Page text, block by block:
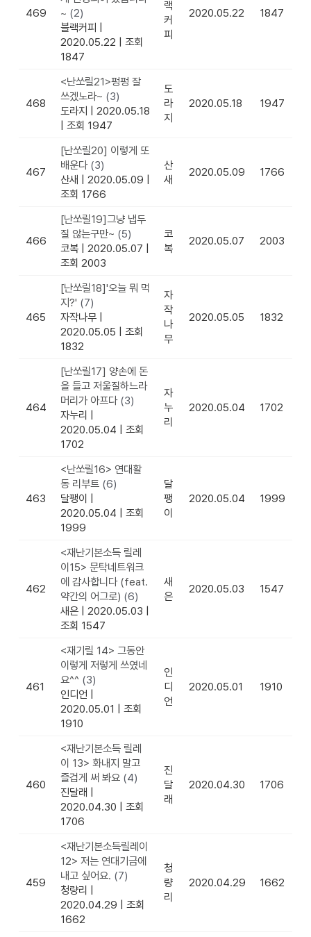
469
~ (2)
블랙커피 |
2020.05.22 | 조회
1847
랙
커
피
2020.05.22 1847
468
<난쏘릴21>펑펑 잘
쓰겠노라~ (3)
도라지 | 2020.05.18
| 조회 1947
도
라
지
2020.05.18 1947
467
[난쏘릴20] 이렇게 또
배운다 (3)
산새 | 2020.05.09 |
조회 1766
산
새
2020.05.09 1766
466
[난쏘릴19]그냥 냅두
질 않는구만~ (5)
코복 | 2020.05.07 |
조회 2003
코
복
2020.05.07 2003
465
[난쏘릴18]'오늘 뭐 먹
지?' (7)
자작나무 |
2020.05.05 | 조회
1832
자
작
나
무
2020.05.05 1832
464
[난쏘릴17] 양손에 돈
을 들고 저울질하느라
머리가 아프다 (3)
자누리 |
2020.05.04 | 조회
1702
자
누
리
2020.05.04 1702
463
<난쏘릴16> 연대활
동 리부트 (6)
달팽이 |
2020.05.04 | 조회
1999
달
팽
이
2020.05.04 1999
462
<재난기본소득 릴레
이15> 문탁네트워크
에 감사합니다 (feat.
약간의 어그로) (6)
새은 | 2020.05.03 |
조회 1547
새
은
2020.05.03 1547
461
<재기릴 14> 그동안
이렇게 저렇게 쓰였네
요^^ (3)
인디언 |
2020.05.01 | 조회
1910
인
디
언
2020.05.01 1910
460
<재난기본소득 릴레
이 13> 화내지 말고
즐겁게 써 봐요 (4)
진달래 |
2020.04.30 | 조회
1706
진
달
래
2020.04.30 1706
459
<재난기본소득릴레이
12> 저는 연대기금에
내고 싶어요. (7)
청량리 |
2020.04.29 | 조회
1662
청
량
리
2020.04.29 1662